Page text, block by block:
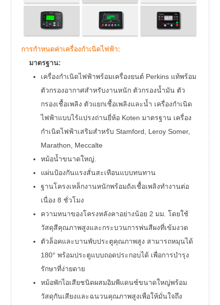
เฟส
แรงดันไฟฟ้า 400/230โ
ประเภทสายไฟ
50เฮิรต
12 กิโลวั
การควบคุมแรงดันไฟฟ้า
เกรดฉนวนไฟฟ้า
ระดับความสูง
การกำหนดค่าเครื่องกำเนิดไฟฟ้า:
มาตรฐาน:
เครื่องกำเนิดไฟฟ้าพร้อมเครื่องยนต์ Perkins แท้พร้อม
ตัวกรองอากาศสำหรับงานหนัก ตัวกรองน้ำมัน ตัว
กรองเชื้อเพลิง ตัวแยกเชื้อเพลิงและน้ำ เครื่องกำเนิด
ไฟฟ้าแบบไร้แปรงถ่านยี่ห้อ Koten มาตรฐาน เครื่อง
กำเนิดไฟฟ้าเสริมสำหรับ Stamford, Leroy Somer,
Marathon, Meccalte
หม้อน้ำขนาดใหญ่.
แผ่นป้องกันแรงสั่นสะเทือนแบบทนทาน
ฐานโครงเหล็กงานหนักพร้อมถังเชื้อเพลิงทำงานต่อ
เนื่อง 8 ชั่วโมง
ความหนาของโครงหลังคาอย่างน้อย 2 มม. โดยใช้
วัสดุสีคุณภาพสูงและกระบวนการพ่นสีผงที่เข้มงวด
ตัวล็อคและบานพับประตูคุณภาพสูง สามารถหมุนได้
180° พร้อมประตูแบบถอดประกอบได้ เพื่อการบำรุง
รักษาที่ง่ายดาย
หม้อพักไอเสียชนิดผสมอิมพีแดนซ์ขนาดใหญ่พร้อม
วัสดุกันเสียงและฉนวนคุณภาพสูงเพื่อให้มั่นใจถึง